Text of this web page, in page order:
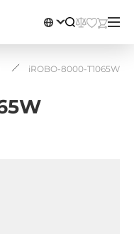
iROBO-8000-T1065W